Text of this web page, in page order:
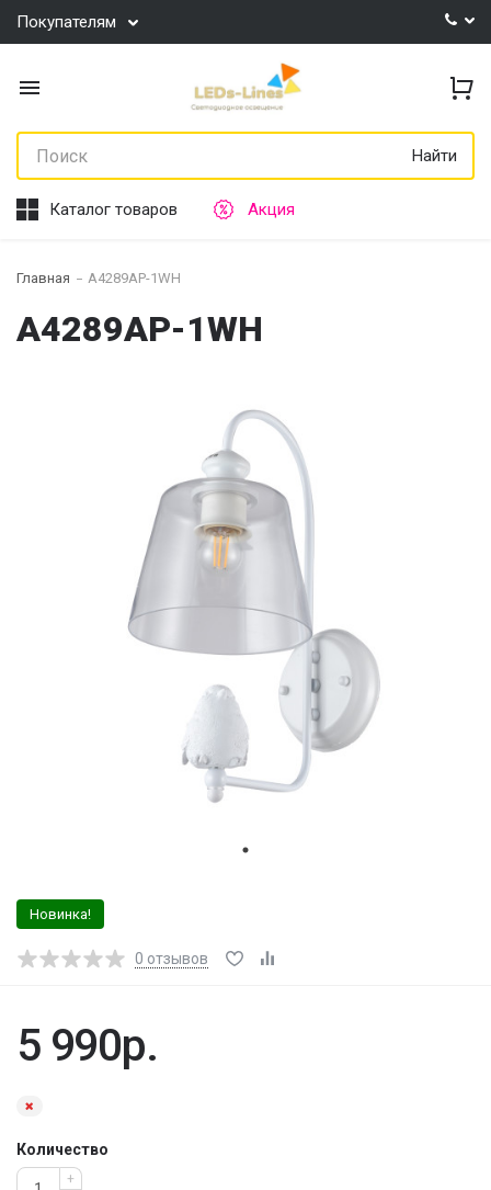
Покупателям
Найти
Каталог товаров Акция
Главная A4289AP-1WH
A4289AP-1WH
Новинка!
0 отзывов
5 990р.
Количество
+